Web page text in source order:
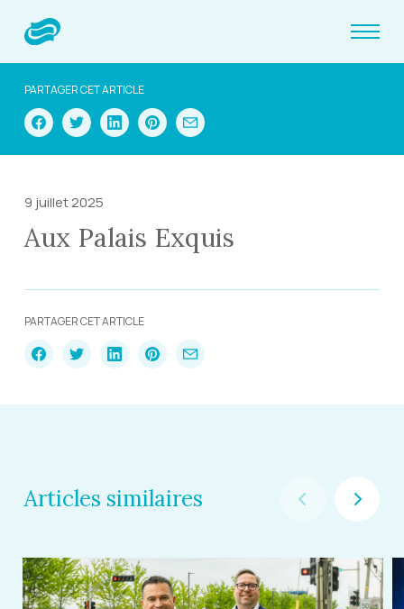
PARTAGER CET ARTICLE
9 juillet 2025
Aux Palais Exquis
PARTAGER CET ARTICLE
Articles similaires